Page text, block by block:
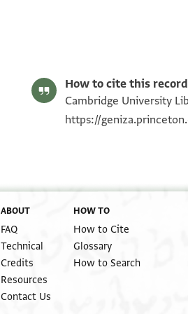
How to cite this
Cambridge University
https://
ABOUT
FAQ
Technical
Credits
Resources
Contact Us
HOW TO
How to Cite
Glossary
How to Search